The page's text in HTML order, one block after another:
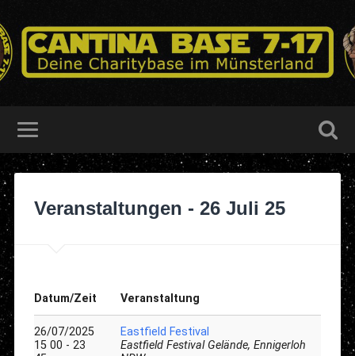
Veranstaltungen - 26 Juli 25
Datum/Zeit Veranstaltung
26/07/2025
15 00 - 23
Eastfield Festival
Eastfield Festival Gelände, Ennigerloh